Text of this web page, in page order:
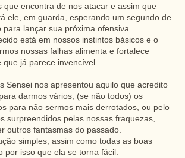
que encontra de nos atacar e assim que
ele, em guarda, esperando um segundo de
para lançar sua próxima ofensiva.
está em nossos instintos básicos e o
nossas falhas alimenta e fortalece
já parece invencível.
Sensei nos apresentou aquilo que acredito
darmos vários, (se não todos) os
para não sermos mais derrotados, ou pelo
surpreendidos pelas nossas fraquezas,
outros fantasmas do passado.
simples, assim como todas as boas
por isso que ela se torna fácil.